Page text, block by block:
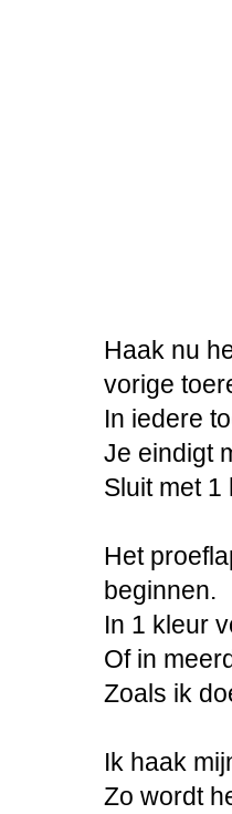
Haak nu
vorige
In iedere
Je eindigt
Sluit met
Het
beginnen.
In 1 kleur
Of in
Zoals ik
Ik haak
Zo wordt